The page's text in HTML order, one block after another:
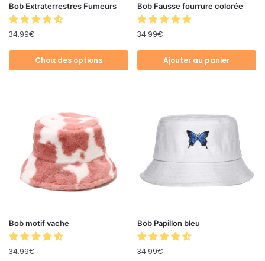
Bob Extraterrestres Fumeurs
34.99€
Choix des options
Bob Fausse fourrure colorée
34.99€
Ajouter au panier
Bob motif vache
34.99€
Bob Papillon bleu
34.99€